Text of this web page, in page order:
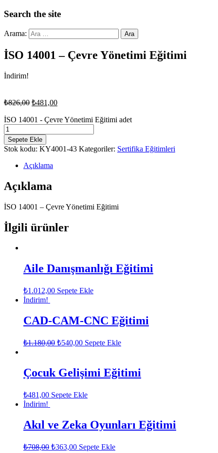
Search the site
Arama:
İSO 14001 – Çevre Yönetimi Eğitimi
İndirim!
₺826,00 ₺481,00
İSO 14001 - Çevre Yönetimi Eğitimi adet
Sepete Ekle
Stok kodu: KY4001-43 Kategoriler: Sertifika Eğitimleri
Açıklama
Açıklama
İSO 14001 – Çevre Yönetimi Eğitimi
İlgili ürünler
Aile Danışmanlığı Eğitimi
₺1.012,00 Sepete Ekle
İndirim!
CAD-CAM-CNC Eğitimi
₺1.180,00 ₺540,00 Sepete Ekle
Çocuk Gelişimi Eğitimi
₺481,00 Sepete Ekle
İndirim!
Akıl ve Zeka Oyunları Eğitimi
₺708,00 ₺363,00 Sepete Ekle